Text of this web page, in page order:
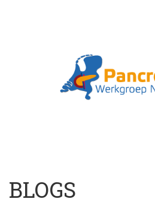
BLOGS